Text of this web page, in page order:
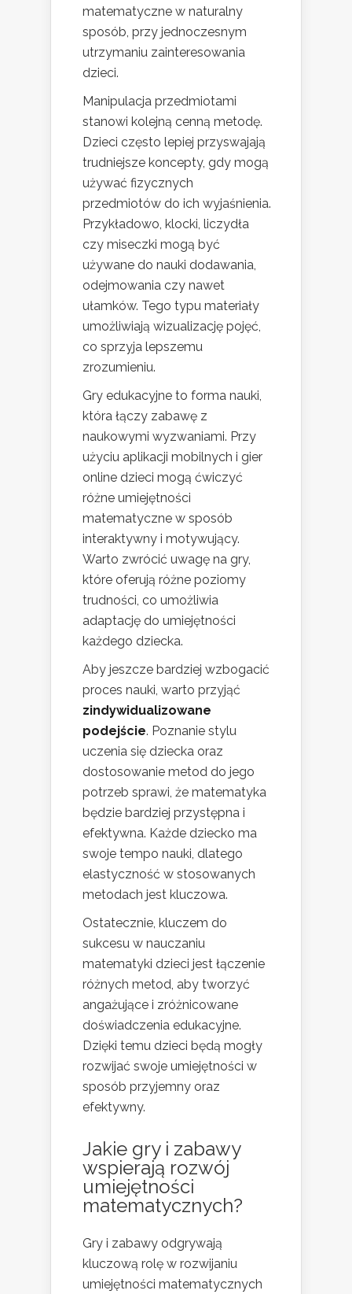
matematyczne w naturalny
sposób, przy jednoczesnym
utrzymaniu zainteresowania
dzieci.
Manipulacja przedmiotami
stanowi kolejną cenną metodę.
Dzieci często lepiej przyswajają
trudniejsze koncepty, gdy mogą
używać fizycznych
przedmiotów do ich wyjaśnienia.
Przykładowo, klocki, liczydła
czy miseczki mogą być
używane do nauki dodawania,
odejmowania czy nawet
ułamków. Tego typu materiały
umożliwiają wizualizację pojęć,
co sprzyja lepszemu
zrozumieniu.
Gry edukacyjne to forma nauki,
która łączy zabawę z
naukowymi wyzwaniami. Przy
użyciu aplikacji mobilnych i gier
online dzieci mogą ćwiczyć
różne umiejętności
matematyczne w sposób
interaktywny i motywujący.
Warto zwrócić uwagę na gry,
które oferują różne poziomy
trudności, co umożliwia
adaptację do umiejętności
każdego dziecka.
Aby jeszcze bardziej wzbogacić
proces nauki, warto przyjąć
zindywidualizowane
podejście. Poznanie stylu
uczenia się dziecka oraz
dostosowanie metod do jego
potrzeb sprawi, że matematyka
będzie bardziej przystępna i
efektywna. Każde dziecko ma
swoje tempo nauki, dlatego
elastyczność w stosowanych
metodach jest kluczowa.
Ostatecznie, kluczem do
sukcesu w nauczaniu
matematyki dzieci jest łączenie
różnych metod, aby tworzyć
angażujące i zróżnicowane
doświadczenia edukacyjne.
Dzięki temu dzieci będą mogły
rozwijać swoje umiejętności w
sposób przyjemny oraz
efektywny.
Jakie gry i zabawy
wspierają rozwój
umiejętności
matematycznych?
Gry i zabawy odgrywają
kluczową rolę w rozwijaniu
umiejętności matematycznych